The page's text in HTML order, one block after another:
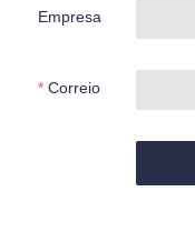
Empresa
Correio